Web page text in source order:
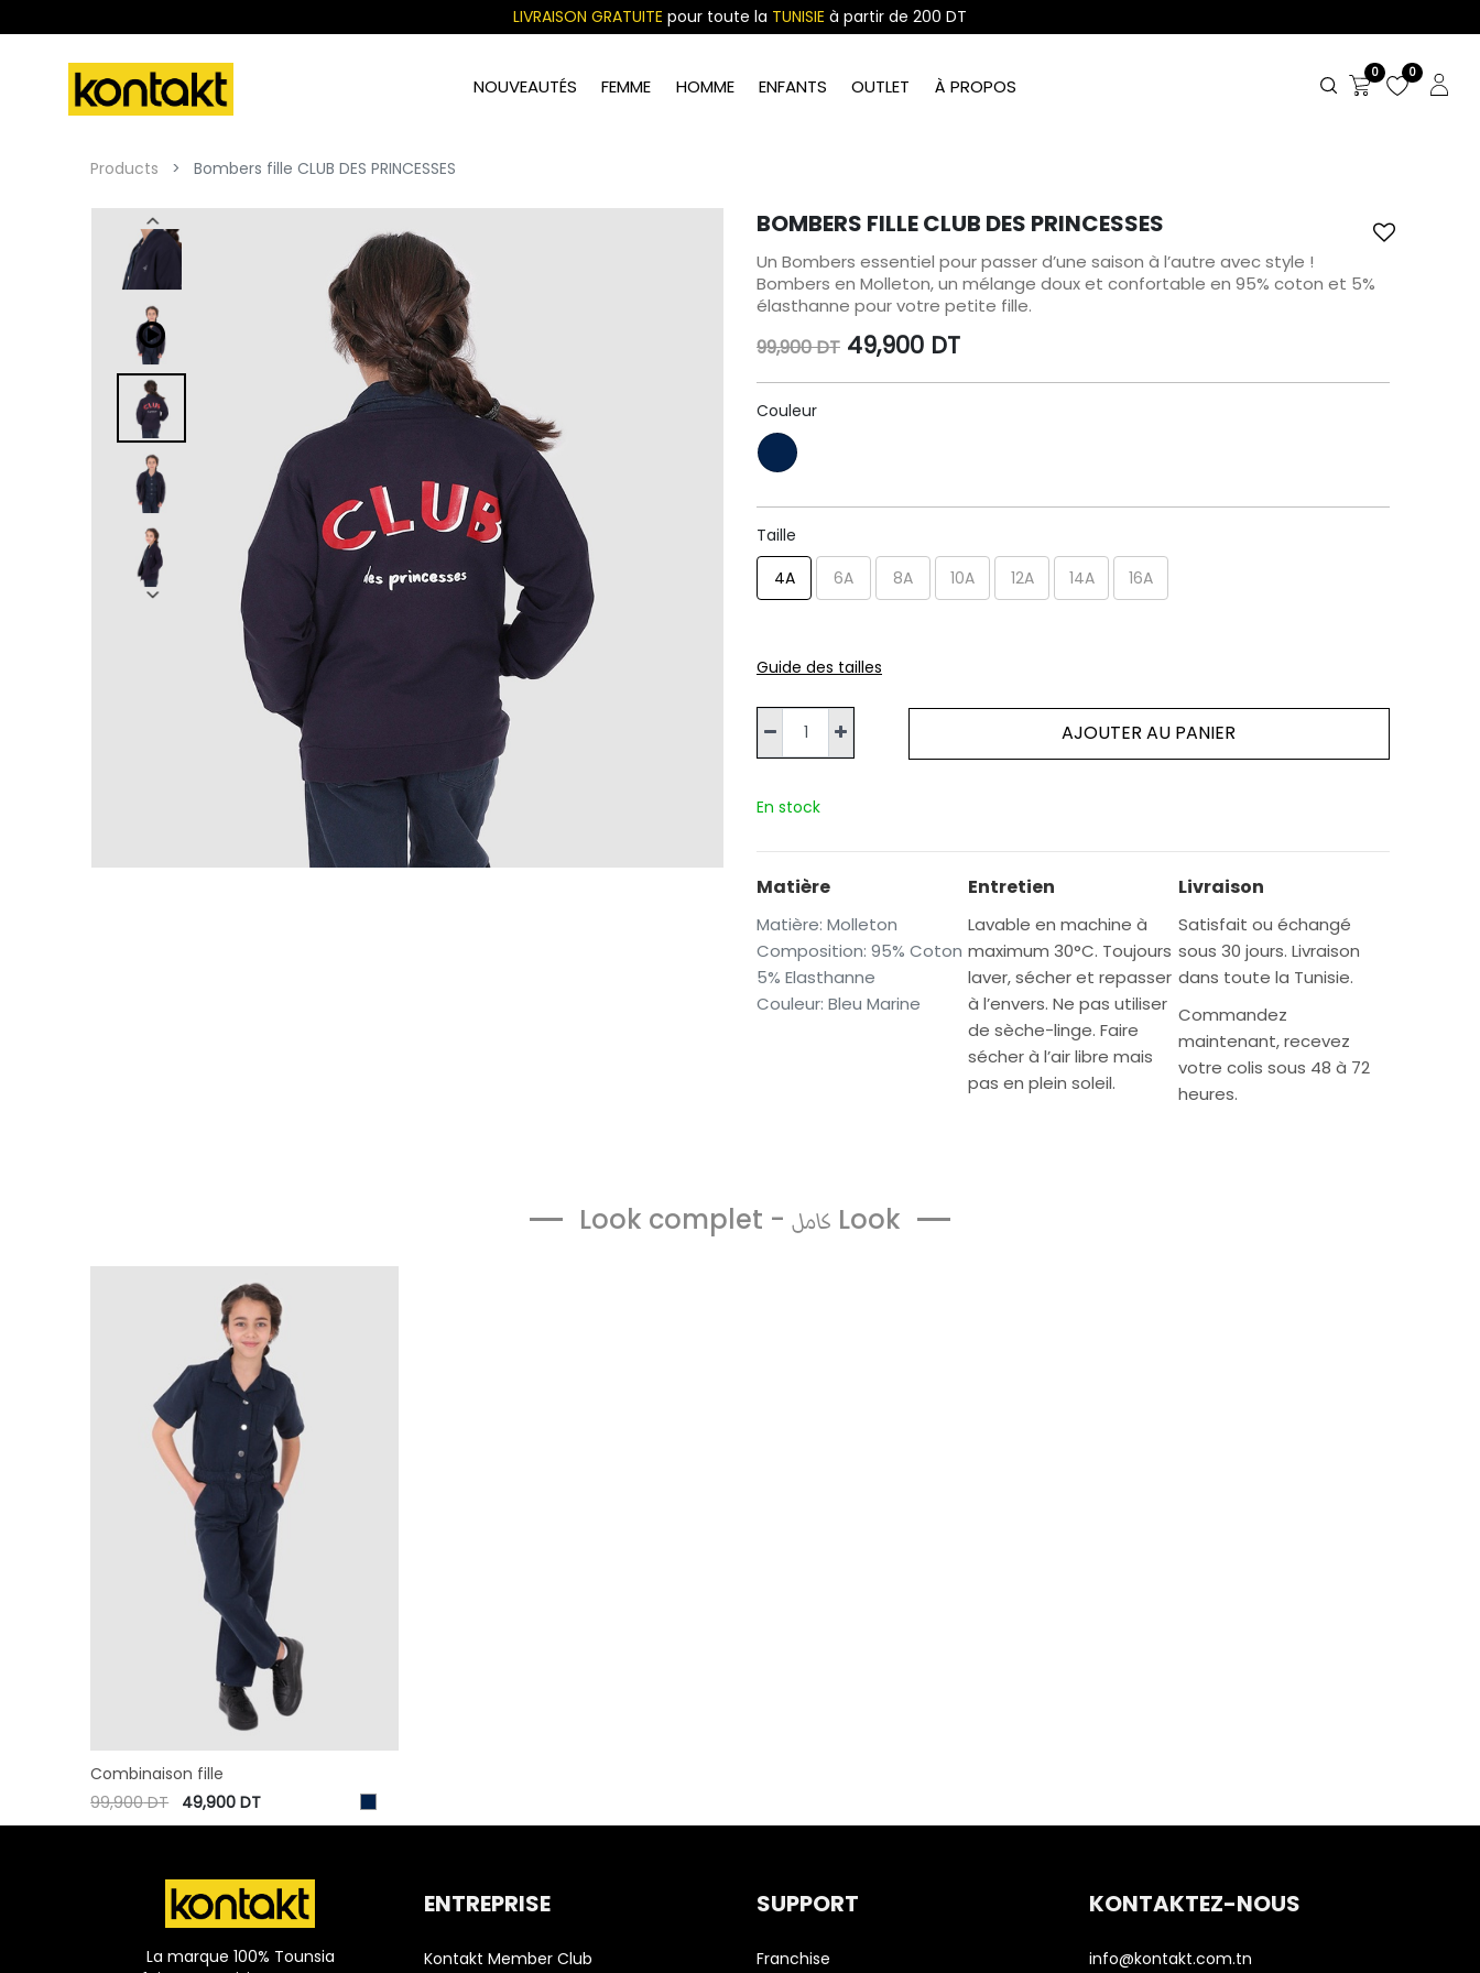
LIVRAISON GRATUITE pour toute la TUNISIE à partir de 200 DT
NOUVEAUTÉS FEMME HOMME ENFANTS OUTLET À PROPOS
0 0
Products Bombers fille CLUB DES PRINCESSES
BOMBERS FILLE CLUB DES PRINCESSES
Un Bombers essentiel pour passer d’une saison à l’autre avec style !
Bombers en Molleton, un mélange doux et confortable en 95% coton et 5%
élasthanne pour votre petite fille.
99,900DT 49,900 DT
Couleur
Taille
4A
6A 8A 10A 12A 14A 16A
Guide des tailles
AJOUTER AU PANIER
En stock
Matière
Matière: Molleton
Composition: 95% Coton
5% Elasthanne
Couleur: Bleu Marine
Entretien
Lavable en machine à
maximum 30°C. Toujours
laver, sécher et repasser
à l’envers. Ne pas utiliser
de sèche-linge. Faire
sécher à l’air libre mais
pas en plein soleil.
Livraison
Satisfait ou échangé
sous 30 jours. Livraison
dans toute la Tunisie.
Commandez
maintenant, recevez
votre colis sous 48 à 72
heures.
Look complet - كامل Look
Combinaison fille
99,900DT 49,900 DT
La marque 100% Tounsia
ENTREPRISE
Kontakt Member Club
SUPPORT
Franchise
KONTAKTEZ-NOUS
info@kontakt.com.tn